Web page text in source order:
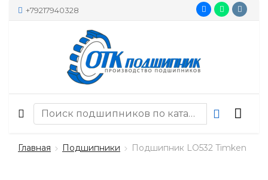
+79217940328
Главная Подшипники Подшипник LO532 Timken